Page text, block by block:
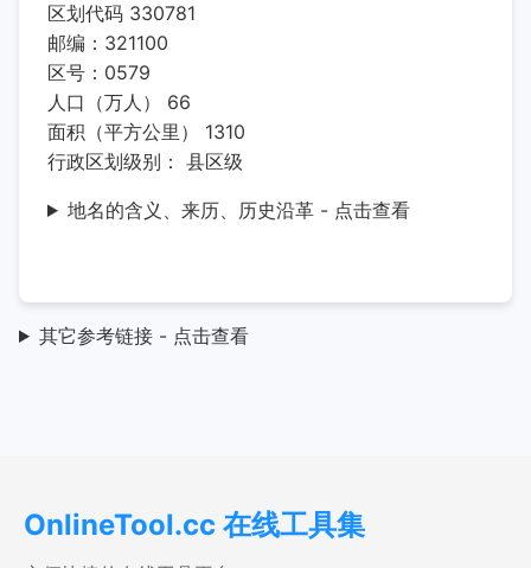
区划代码 330781
邮编：321100
区号：0579
人口（万人） 66
面积（平方公里） 1310
行政区划级别： 县区级
地名的含义、来历、历史沿革 - 点击查看
其它参考链接 - 点击查看
OnlineTool.cc 在线工具集